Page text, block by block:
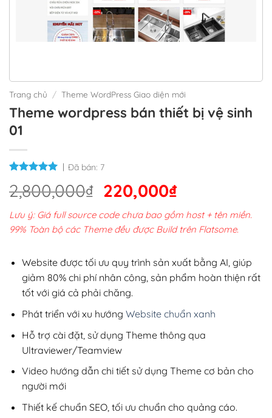
Trang chủ / Theme WordPress Giao diện mới
Theme wordpress bán thiết bị vệ sinh
01
Đã bán: 7
2,800,000₫ Giá
gốc
là:
2,800,000₫.
220,000₫Giá
hiện
tại
220,000₫.
Lưu ý: Giá full source code chưa bao gồm host + tên miền.
99% Toàn bộ các Theme đều được Build trên Flatsome.
Website được tối ưu quy trình sản xuất bằng AI, giúp
giảm 80% chi phí nhân công, sản phẩm hoàn thiện rất
tốt với giá cả phải chăng.
Phát triển với xu hướng Website chuẩn xanh
Hỗ trợ cài đặt, sử dụng Theme thông qua
Ultraviewer/Teamview
Video hướng dẫn chi tiết sử dụng Theme cơ bản cho
người mới
Thiết kế chuẩn SEO, tối ưu chuẩn cho quảng cáo.